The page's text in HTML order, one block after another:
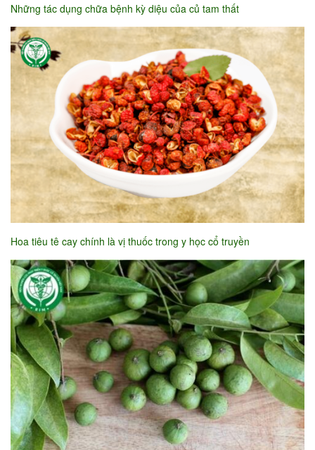
Những tác dụng chữa bệnh kỳ diệu của củ tam thất
Hoa tiêu tê cay chính là vị thuốc trong y học cổ truyền